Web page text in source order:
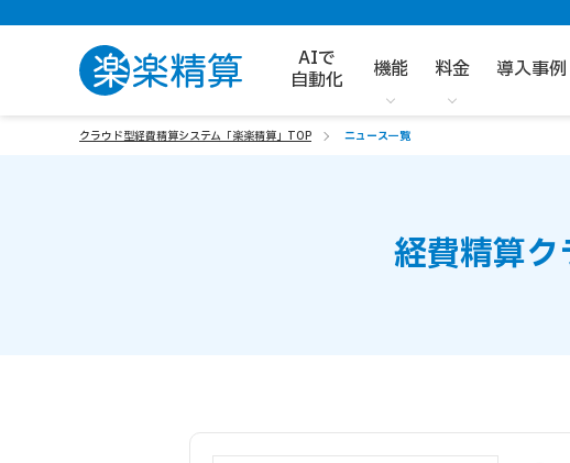
AIで
自動化
機能 料金 導入事例
クラウド型経費精算システム「楽楽精算」TOP ニュース一覧
経費精算ク